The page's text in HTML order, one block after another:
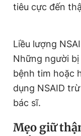
tiêu cực đến
Liều lượng
Những người
bệnh tim hoặc
dụng NSAID
bác sĩ.
Mẹo giữ